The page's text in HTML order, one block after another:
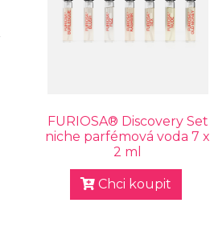
FURIOSA® Discovery Set
niche parfémová voda 7 x
2 ml
Chci koupit